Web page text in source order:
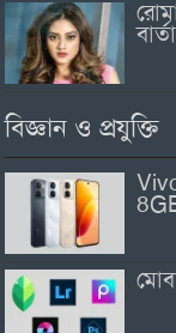
বিজ্ঞান ও প্রযুক্তি